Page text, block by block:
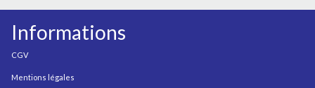
Informations
CGV
Mentions légales